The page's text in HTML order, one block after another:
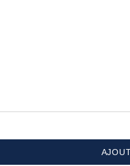
achat